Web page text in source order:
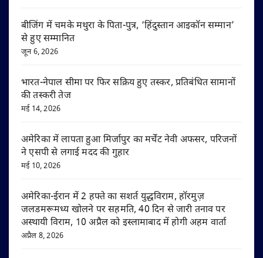
बीजिंग में चमके मथुरा के पिता-पुत्र, ‘हिंदुस्तान आइकॉन सम्मान’
से हुए सम्मानित
जून 6, 2026
भारत-नेपाल सीमा पर फिर सक्रिय हुए तस्कर, प्रतिबंधित सामानों
की तस्करी तेज
मई 14, 2026
अमेरिका में लापता हुआ मिर्जापुर का मर्चेंट नेवी अफसर, परिजनों
ने एसपी से लगाई मदद की गुहार
मई 10, 2026
अमेरिका-ईरान में 2 हफ्ते का सशर्त युद्धविराम, हॉरमुज़
जलडमरूमध्य खोलने पर सहमति, 40 दिन से जारी तनाव पर
अस्थायी विराम, 10 अप्रैल को इस्लामाबाद में होगी अहम वार्ता
अप्रैल 8, 2026